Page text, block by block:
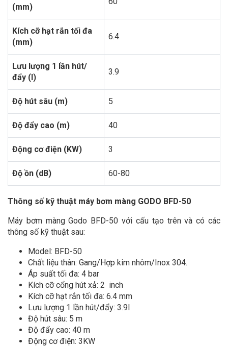
(mm)
Kích cỡ hạt rắn tối đa
(mm)
6.4
Lưu lượng 1 lần hút/
đẩy (l)
3.9
Độ hút sâu (m) 5
Độ đẩy cao (m) 40
Động cơ điện (KW) 3
Độ ồn (dB) 60-80
Thông số kỹ thuật máy bơm màng GODO BFD-50
Máy bơm màng Godo BFD-50 với cấu tạo trên và có các
thông số kỹ thuật sau:
Model: BFD-50
Chất liệu thân: Gang/Hợp kim nhôm/Inox 304.
Áp suất tối đa: 4 bar
Kích cỡ cổng hút xả: 2 inch
Kích cỡ hạt rắn tối đa: 6.4 mm
Lưu lượng 1 lần hút/đẩy: 3.9l
Độ hút sâu: 5 m
Độ đẩy cao: 40 m
Động cơ điện: 3KW